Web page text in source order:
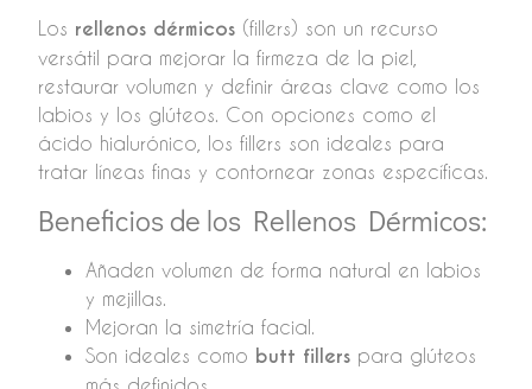
Los rellenos dérmicos (fillers) son un recurso
versátil para mejorar la firmeza de la piel,
restaurar volumen y definir áreas clave como los
labios y los glúteos. Con opciones como el
ácido hialurónico, los fillers son ideales para
tratar líneas finas y contornear zonas específicas.
Beneficios de los Rellenos Dérmicos:
Añaden volumen de forma natural en labios
y mejillas.
Mejoran la simetría facial.
Son ideales como butt fillers para glúteos
más definidos.